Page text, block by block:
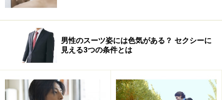
大剣を小剣に巻きつけるようにして……。
男性のスーツ姿には色気がある？ セクシーに
見える3つの条件とは